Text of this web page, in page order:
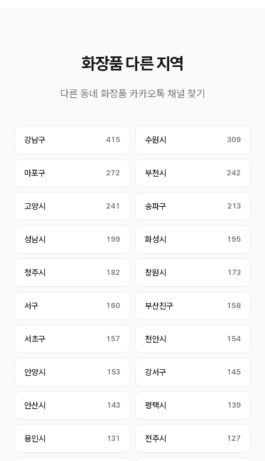
화장품 다른 지역
다른 동네 화장품 카카오톡 채널 찾기
강남구 415 수원시 309
마포구 272 부천시 242
고양시 241 송파구 213
성남시 199 화성시 195
청주시 182 창원시 173
서구 160 부산진구 158
서초구 157 천안시 154
안양시 153 강서구 145
안산시 143 평택시 139
용인시 131 전주시 127